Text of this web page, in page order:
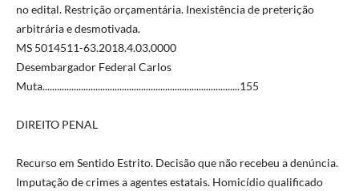
no edital. Restrição orçamentária. Inexistência de preterição
arbitrária e desmotivada.
MS 5014511-63.2018.4.03.0000
Desembargador Federal Carlos
Muta..................................................................................155
DIREITO PENAL
Recurso em Sentido Estrito. Decisão que não recebeu a denúncia.
Imputação de crimes a agentes estatais. Homicídio qualificado